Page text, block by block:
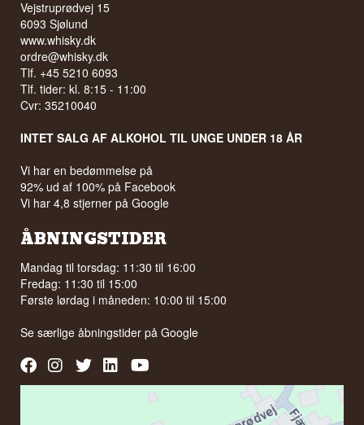
Vejstruprødvej 15
6093 Sjølund
www.whisky.dk
ordre@whisky.dk
Tlf. +45 5210 6093
Tlf. tider: kl. 8:15 - 11:00
Cvr: 35210040
INTET SALG AF ALKOHOL TIL UNGE UNDER 18 ÅR
Vi har en bedømmelse på
92% ud af 100% på Facebook
Vi har 4,8 stjerner på Google
ÅBNINGSTIDER
Mandag til torsdag: 11:30 til 16:00
Fredag: 11:30 til 15:00
Første lørdag i måneden: 10:00 til 15:00
Se særlige åbningstider påGoogle